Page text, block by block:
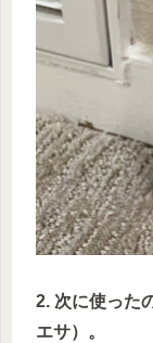
2. 次に使った
エサ）。